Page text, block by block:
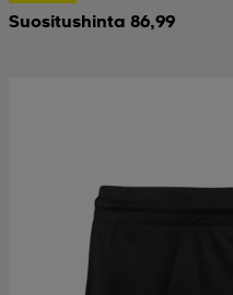
Suositushinta 86,99